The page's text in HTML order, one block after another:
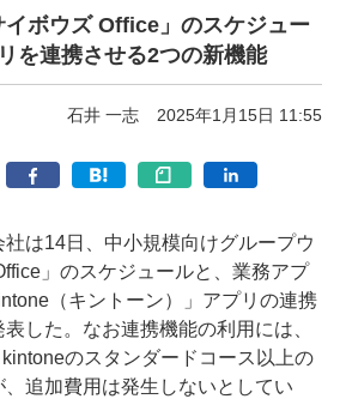
ボウズ Office」のスケジュー
を連携させる2つの新機能
石井 一志 2025年1月15日 11:55
は14日、中小規模向けグループウ
」のスケジュールと、業務アプ
（キントーン）」アプリの連携
した。なお連携機能の利用には、
のスタンダードコース以上の
追加費用は発生しないとしてい